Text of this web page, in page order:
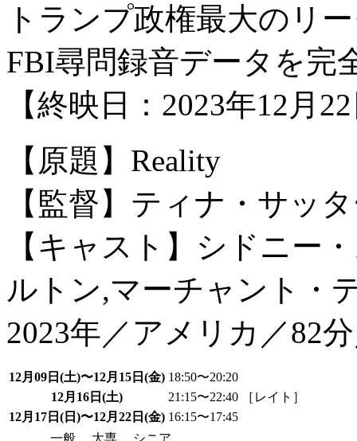
トランプ政権最大のリ
FBI尋問録音データを
【終映日：2023年12月
【原題】Reality
【監督】ティナ・サッ
【キャスト】シドニー
ルトン,マーチャント・
2023年／アメリカ／82
12月09日(土)〜12月15日(金) 18:50〜20:20
12月16日(土)
21:15〜22:40 ［レイト］
12月17日(日)〜12月22日(金) 16:15〜17:45
一般
大専
シニア